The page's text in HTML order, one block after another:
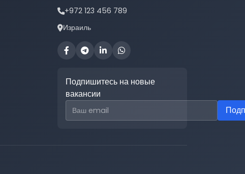
+972 123 456 789
Израиль
Подпишитесь на новые
вакансии
Email для подписки